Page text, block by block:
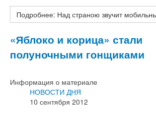
Подробнее: Над страною звучит
«Яблоко и корица» стали
полуночными гонщиками
Информация о материале
НОВОСТИ ДНЯ
10 сентября 2012